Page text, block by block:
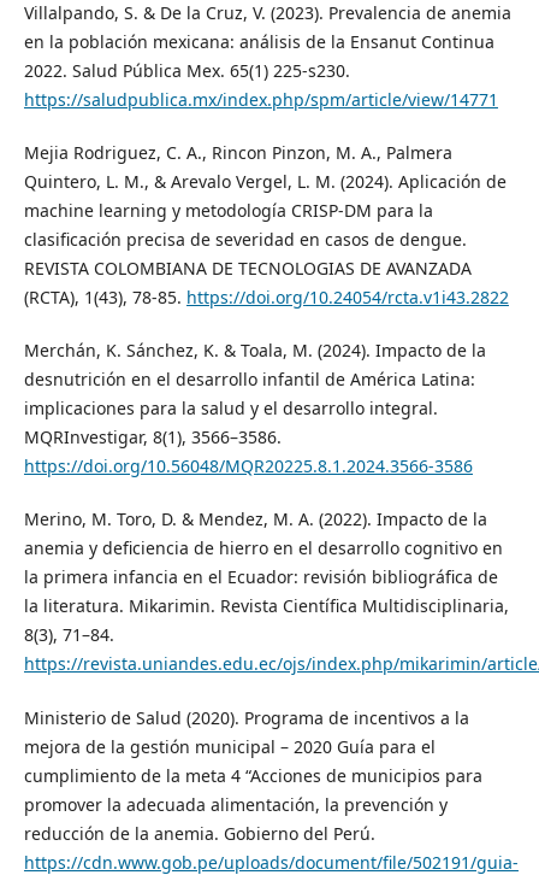
Villalpando, S. & De la Cruz, V. (2023). Prevalencia de anemia
en la población mexicana: análisis de la Ensanut Continua
2022. Salud Pública Mex. 65(1) 225-s230.
https://saludpublica.mx/index.php/spm/article/view/14771
Mejia Rodriguez, C. A., Rincon Pinzon, M. A., Palmera
Quintero, L. M., & Arevalo Vergel, L. M. (2024). Aplicación de
machine learning y metodología CRISP-DM para la
clasificación precisa de severidad en casos de dengue.
REVISTA COLOMBIANA DE TECNOLOGIAS DE AVANZADA
(RCTA), 1(43), 78-85. https://doi.org/10.24054/rcta.v1i43.2822
Merchán, K. Sánchez, K. & Toala, M. (2024). Impacto de la
desnutrición en el desarrollo infantil de América Latina:
implicaciones para la salud y el desarrollo integral.
MQRInvestigar, 8(1), 3566–3586.
https://doi.org/10.56048/MQR20225.8.1.2024.3566-3586
Merino, M. Toro, D. & Mendez, M. A. (2022). Impacto de la
anemia y deficiencia de hierro en el desarrollo cognitivo en
la primera infancia en el Ecuador: revisión bibliográfica de
la literatura. Mikarimin. Revista Científica Multidisciplinaria,
8(3), 71–84.
https://revista.uniandes.edu.ec/ojs/index.php/mikarimin/
Ministerio de Salud (2020). Programa de incentivos a la
mejora de la gestión municipal – 2020 Guía para el
cumplimiento de la meta 4 “Acciones de municipios para
promover la adecuada alimentación, la prevención y
reducción de la anemia. Gobierno del Perú.
https://cdn.www.gob.pe/uploads/document/file/502191/guia-